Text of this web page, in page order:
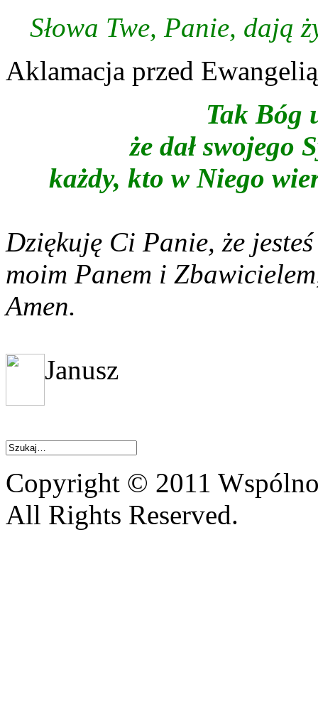
Słowa Twe, Panie, dają
Aklamacja przed Ewangelią
Tak Bóg
że dał swojego
każdy, kto w Niego
Dziękuję Ci Panie, że
moim Panem i
Amen.
Janusz
Copyright © 2011
All Rights Reserved.